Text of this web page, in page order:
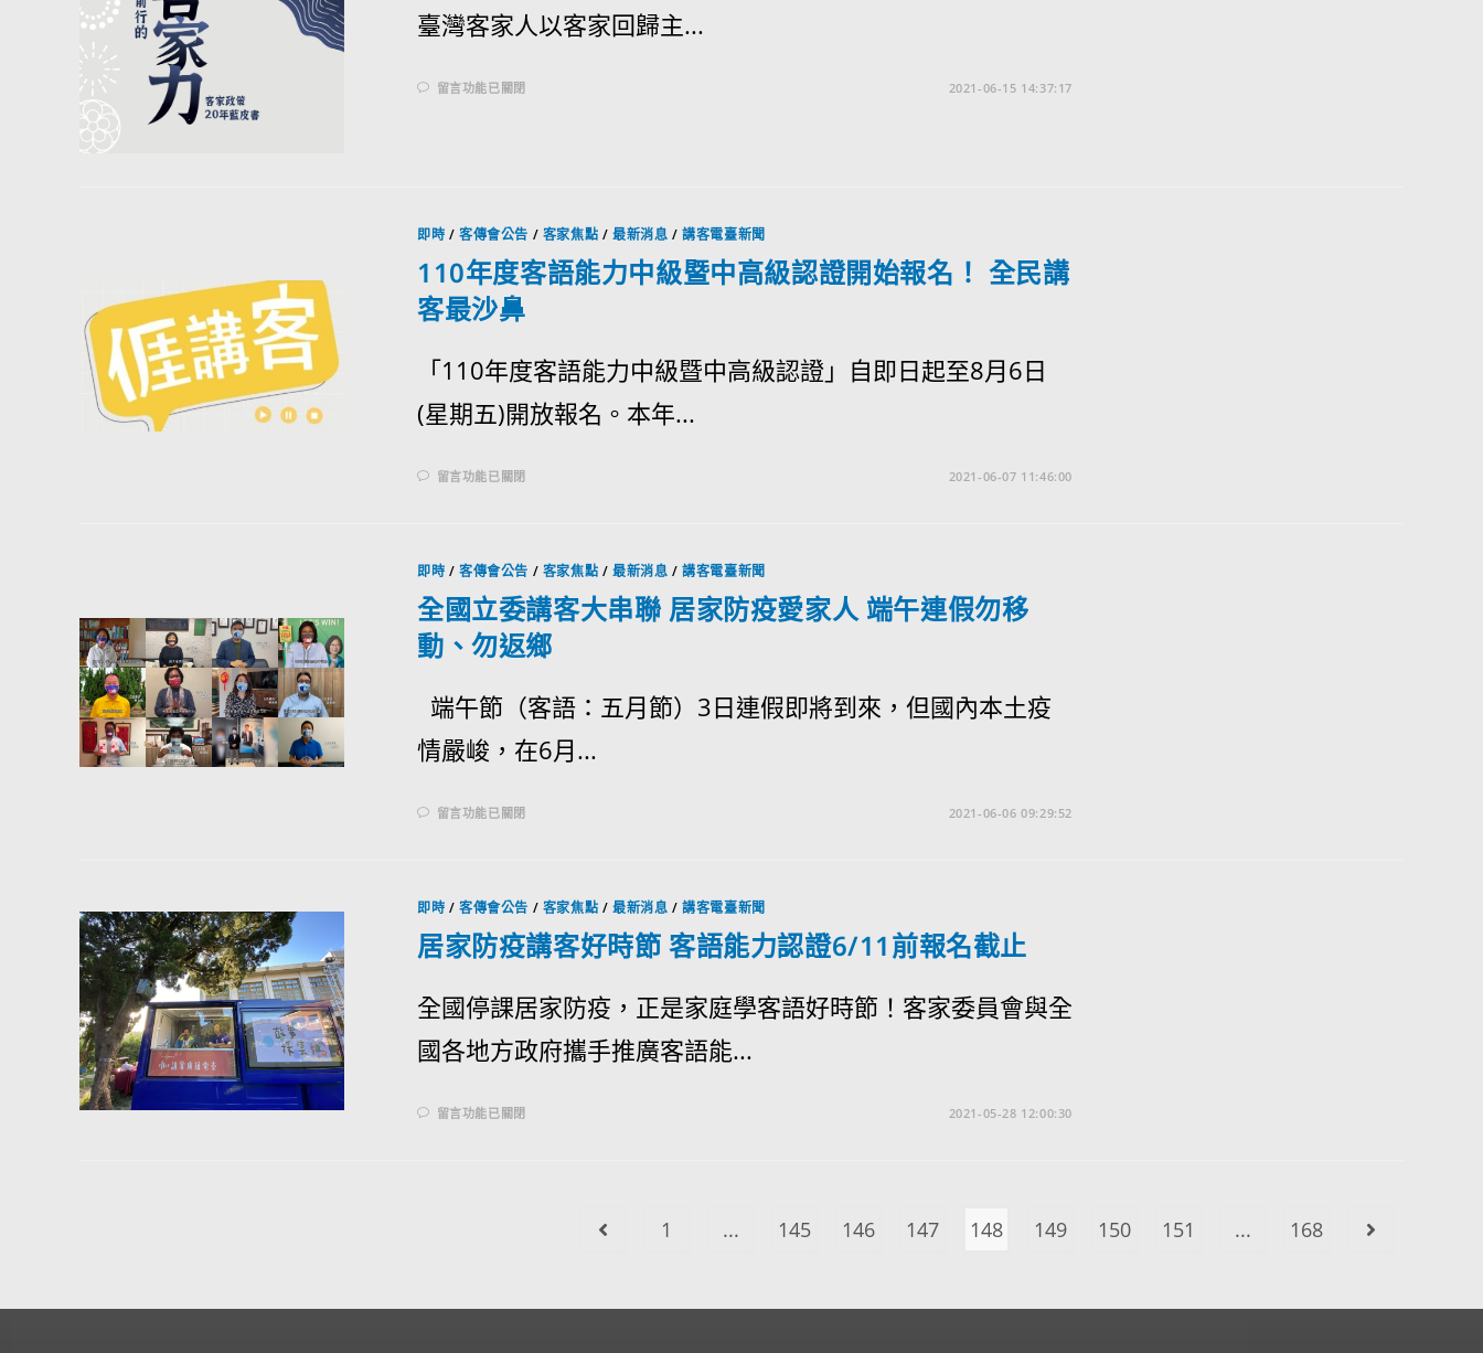
臺灣客家人以客家回歸主...
留言功能已關閉 2021-06-15 14:37:17
即時 /客傳會公告 / 客家焦點 /最新消息 /講客電臺新聞
110年度客語能力中級暨中高級認證開始報名！ 全民講
客最沙鼻
「110年度客語能力中級暨中高級認證」自即日起至8月6日
(星期五)開放報名。本年...
留言功能已關閉 2021-06-07 11:46:00
即時 /客傳會公告 / 客家焦點 /最新消息 /講客電臺新聞
全國立委講客大串聯 居家防疫愛家人 端午連假勿移
動、勿返鄉
端午節（客語：五月節）3日連假即將到來，但國內本土疫
情嚴峻，在6月...
留言功能已關閉 2021-06-06 09:29:52
即時 /客傳會公告 / 客家焦點 /最新消息 /講客電臺新聞
居家防疫講客好時節 客語能力認證6/11前報名截止
全國停課居家防疫，正是家庭學客語好時節！客家委員會與全
國各地方政府攜手推廣客語能...
留言功能已關閉 2021-05-28 12:00:30
1 ... 145 146 147 148 149 150 151 ... 168